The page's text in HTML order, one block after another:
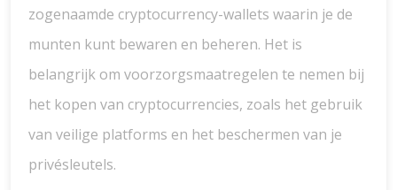
zogenaamde cryptocurrency-wallets waarin je de
munten kunt bewaren en beheren. Het is
belangrijk om voorzorgsmaatregelen te nemen bij
het kopen van cryptocurrencies, zoals het gebruik
van veilige platforms en het beschermen van je
privésleutels.